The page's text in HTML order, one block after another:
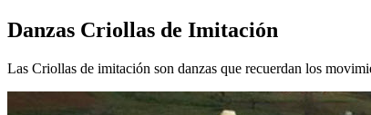
Danzas Criollas de Imitación
Las Criollas de imitación son danzas que recuerdan los